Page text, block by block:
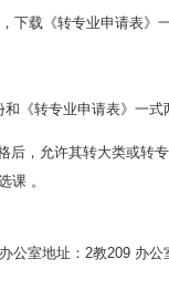
下载《转专业申请表》
《转专业申请表》一式
后，允许其转大类或转
课 。
室地址：2教209 办公